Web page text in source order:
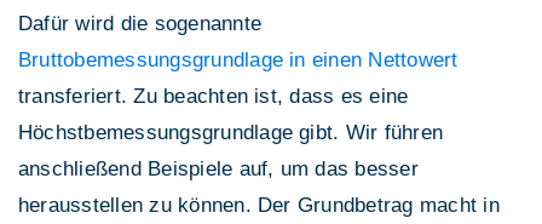
Dafür wird die sogenannte
Bruttobemessungsgrundlage in einen Nettowert
transferiert. Zu beachten ist, dass es eine
Höchstbemessungsgrundlage gibt. Wir führen
anschließend Beispiele auf, um das besser
herausstellen zu können. Der Grundbetrag macht in